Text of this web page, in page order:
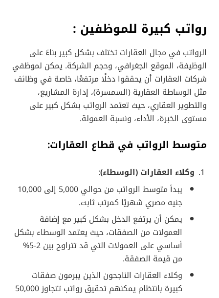
رواتب كبيرة للموظفين :
الرواتب في مجال العقارات تختلف بشكل كبير بناءً على
الوظيفة، الموقع الجغرافي، وحجم الشركة. يمكن لموظفي
شركات العقارات أن يحققوا دخلًا مرتفعًا، خاصة في وظائف
مثل الوساطة العقارية (السمسرة)، إدارة المشاريع،
والتطوير العقاري، حيث تعتمد الرواتب بشكل كبير على
مستوى الخبرة، الأداء، ونسبة العمولة.
متوسط الرواتب في قطاع العقارات:
وكلاء العقارات (الوسطاء):
يبدأ متوسط الرواتب من حوالي 5,000 إلى 10,000
جنيه مصري شهريًا كمرتب ثابت.
يمكن أن يرتفع الدخل بشكل كبير مع إضافة
العمولات من الصفقات، حيث يعتمد الوسطاء بشكل
أساسي على العمولات التي قد تتراوح بين 2-5%
من قيمة الصفقة.
وكلاء العقارات الناجحون الذين يبرمون صفقات
كبيرة بانتظام يمكنهم تحقيق رواتب تتجاوز 50,000